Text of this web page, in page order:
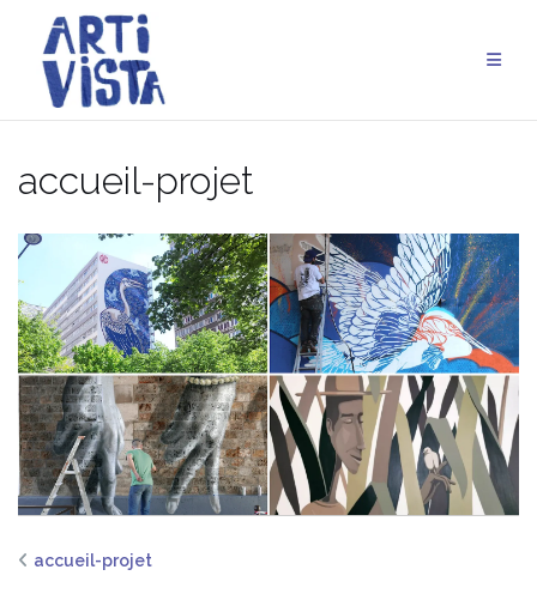
contenu
accueil-projet
accueil-projet